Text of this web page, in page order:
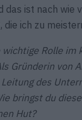
das ist nach wie
die ich zu
Rolle im
Gründerin von
des
bringst du
Hut?